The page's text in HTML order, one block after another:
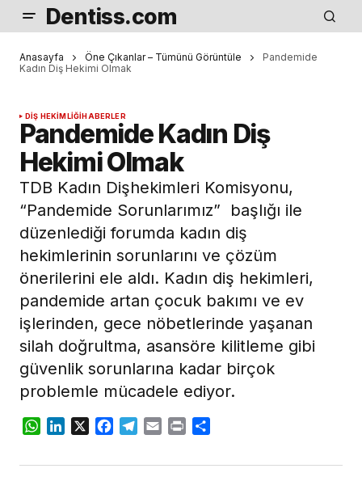
Dentiss.com
Anasayfa Öne Çıkanlar – Tümünü Görüntüle
Pandemide
Kadın Diş Hekimi Olmak
DIŞ HEKIMLIĞIHABERLER
Pandemide Kadın Diş
Hekimi Olmak
TDB Kadın Dişhekimleri Komisyonu,
“Pandemide Sorunlarımız” başlığı ile
düzenlediği forumda kadın diş
hekimlerinin sorunlarını ve çözüm
önerilerini ele aldı. Kadın diş hekimleri,
pandemide artan çocuk bakımı ve ev
işlerinden, gece nöbetlerinde yaşanan
silah doğrultma, asansöre kilitleme gibi
güvenlik sorunlarına kadar birçok
problemle mücadele ediyor.
WhatsApp
LinkedIn
X Facebook
Telegram
Email Print